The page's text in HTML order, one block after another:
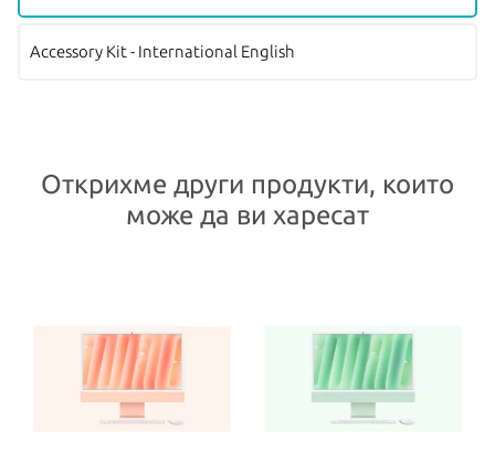
Accessory Kit - International English
Открихме други продукти, които
може да ви харесат